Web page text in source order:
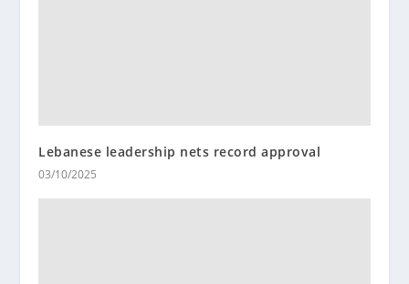
Lebanese leadership nets record approval
03/10/2025